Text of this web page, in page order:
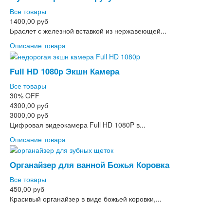
Все товары
1400,00 руб
Браслет с железной вставкой из нержавеющей...
Описание товара
Full HD 1080p Экшн Камера
Все товары
30% OFF
4300,00 руб
3000,00 руб
Цифровая видеокамера Full HD 1080P в...
Описание товара
Органайзер для ванной Божья Коровка
Все товары
450,00 руб
Красивый органайзер в виде божьей коровки,...